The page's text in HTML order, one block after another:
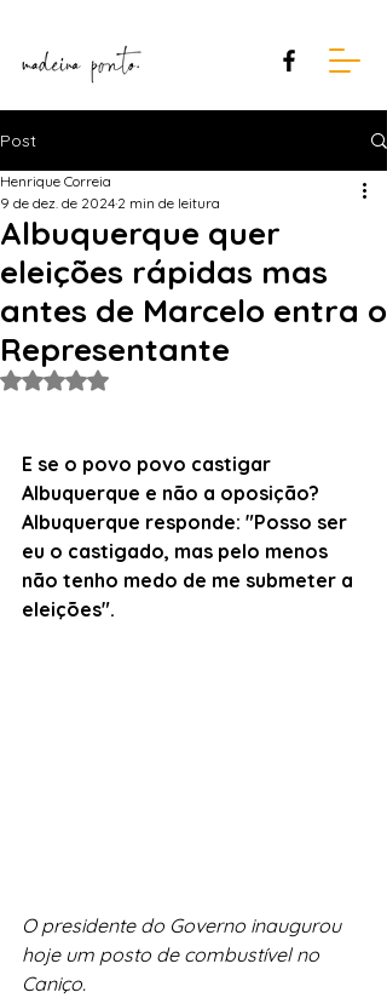
Post
Albuquerque quer
eleições rápidas mas
antes de Marcelo entra o
Representante
Henrique Correia
9 de dez. de 2024 2 min de leitura
Avaliado com NaN de 5 estrelas.
E se o povo povo castigar
Albuquerque e não a oposição?
Albuquerque responde: "Posso ser
eu o castigado, mas pelo menos
não tenho medo de me submeter a
eleições".
O presidente do Governo inaugurou
hoje um posto de combustível no
Caniço.